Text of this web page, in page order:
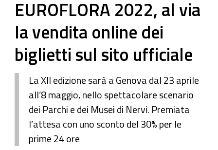
EUROFLORA 2022, al via
la vendita online dei
biglietti sul sito ufficiale
La XII edizione sarà a Genova dal 23 aprile
all’8 maggio, nello spettacolare scenario
dei Parchi e dei Musei di Nervi. Premiata
l’attesa con uno sconto del 30% per le
prime 24 ore